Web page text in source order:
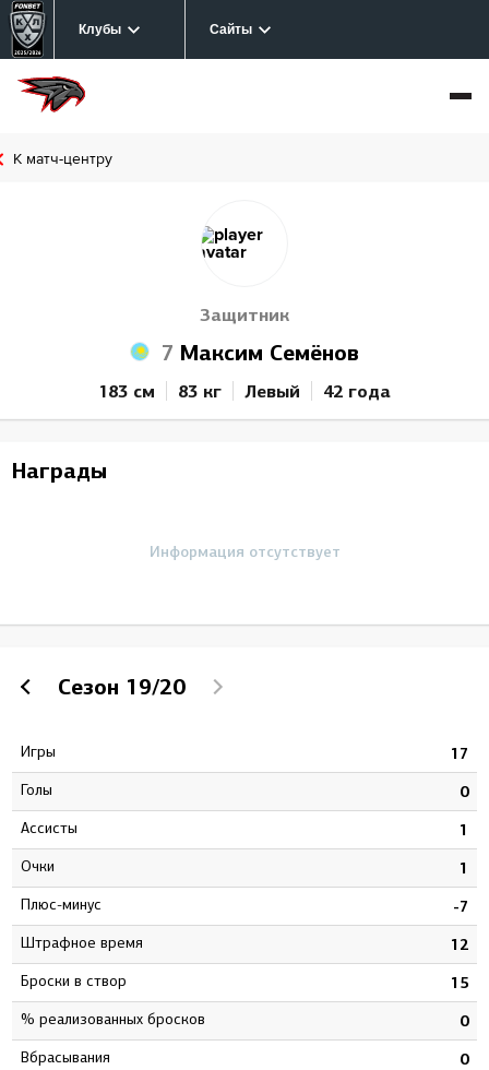
Клубы Сайты
К матч-центру
Защитник
7 Максим Семёнов
183 см 83 кг Левый 42 года
Награды
Информация отсутствует
Сезон 19/20
Игры 17
Голы 0
Ассисты 1
Очки 1
Плюс-минус -7
штрафное время 12
Броски в створ 15
% реализованных бросков 0
Вбрасывания 0